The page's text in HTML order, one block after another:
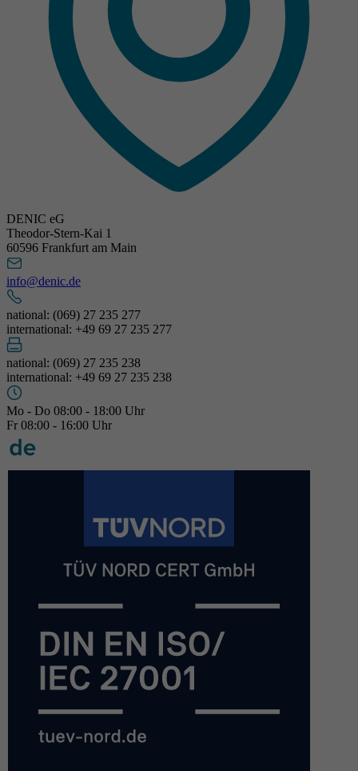
DENIC eG
Theodor-Stern-Kai 1
60596 Frankfurt am Main
info@denic.de
national: (069) 27 235 277
international: +49 69 27 235 277
national: (069) 27 235 238
international: +49 69 27 235 238
Mo - Do 08:00 - 18:00 Uhr
Fr 08:00 - 16:00 Uhr